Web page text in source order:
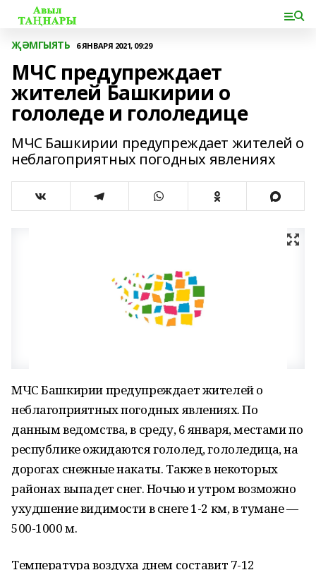
ҖӘМГЫЯТЬ 6 ЯНВАРЯ 2021, 09:29
МЧС предупреждает
жителей Башкирии о
гололеде и гололедице
МЧС Башкирии предупреждает жителей о
неблагоприятных погодных явлениях
МЧС Башкирии предупреждает жителей о
неблагоприятных погодных явлениях. По
данным ведомства, в среду, 6 января, местами по
республике ожидаются гололед, гололедица, на
дорогах снежные накаты. Также в некоторых
районах выпадет снег. Ночью и утром возможно
ухудшение видимости в снеге 1-2 км, в тумане —
500-1000 м.
Температура воздуха днем составит 7-12